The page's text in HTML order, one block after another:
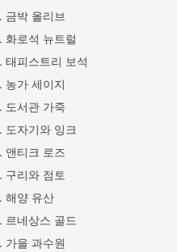
금박 올리브
화로석 뉴트럴
태피스트리 보석
농가 세이지
도서관 가죽
도자기와 잉크
앤티크 로즈
구리와 점토
해양 유산
르네상스 골드
가을 과수원